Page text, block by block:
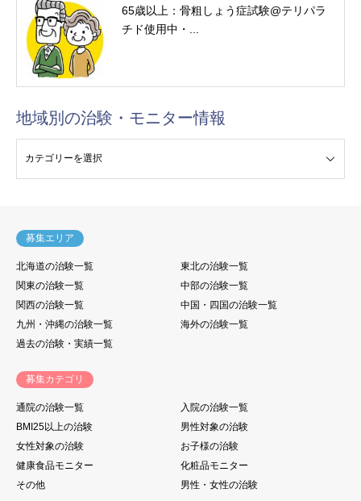
65歳以上：骨粗しょう症試験@テリパラ
チド使用中・...
地域別の治験・モニター情報
募集エリア
北海道の治験一覧
東北の治験一覧
関東の治験一覧
中部の治験一覧
関西の治験一覧
中国・四国の治験一覧
九州・沖縄の治験一覧
海外の治験一覧
過去の治験・実績一覧
募集カテゴリ
通院の治験一覧
入院の治験一覧
BMI25以上の治験
男性対象の治験
女性対象の治験
お子様の治験
健康食品モニター
化粧品モニター
その他
男性・女性の治験